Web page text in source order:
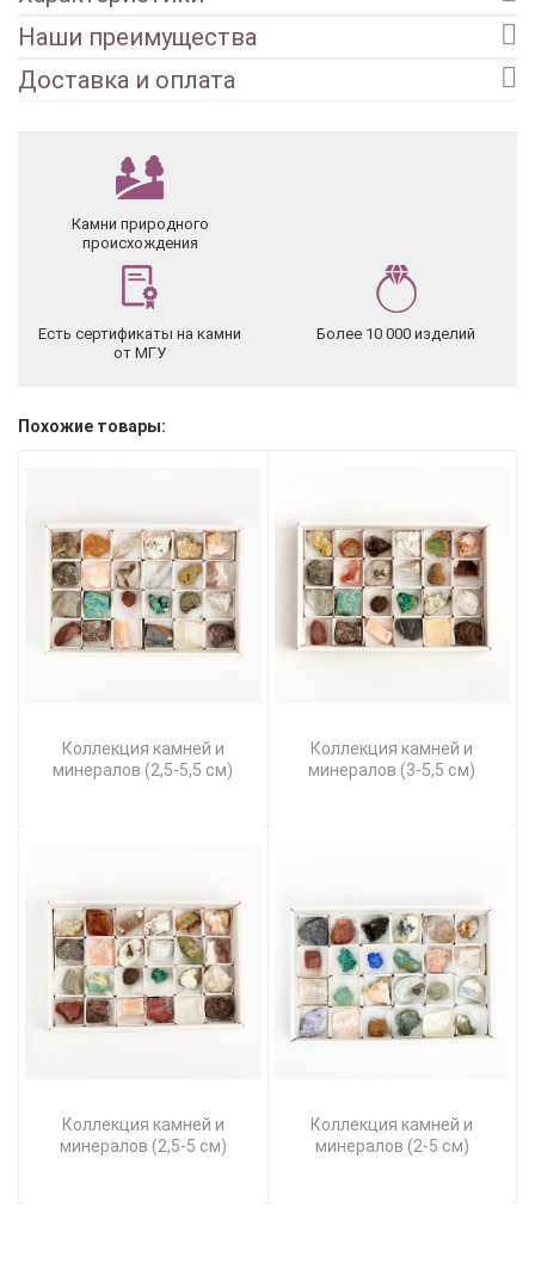
Наши преимущества
Доставка и оплата
Камни природного
происхождения
Есть сертификаты на камни
от МГУ
Более 10 000 изделий
Похожие товары:
Коллекция камней и
минералов (2,5-5,5 см)
Коллекция камней и
минералов (3-5,5 см)
Коллекция камней и
минералов (2,5-5 см)
Коллекция камней и
минералов (2-5 см)